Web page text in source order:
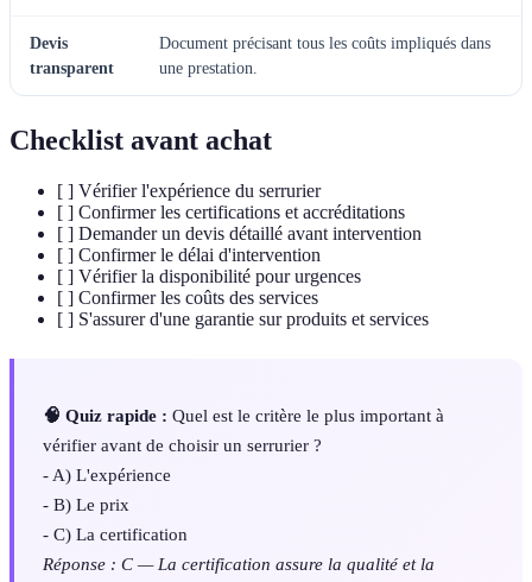
Devis
transparent
Document précisant tous les coûts impliqués dans
une prestation.
Checklist avant achat
[ ] Vérifier l'expérience du serrurier
[ ] Confirmer les certifications et accréditations
[ ] Demander un devis détaillé avant intervention
[ ] Confirmer le délai d'intervention
[ ] Vérifier la disponibilité pour urgences
[ ] Confirmer les coûts des services
[ ] S'assurer d'une garantie sur produits et services
🧠 Quiz rapide : Quel est le critère le plus important à
vérifier avant de choisir un serrurier ?
- A) L'expérience
- B) Le prix
- C) La certification
Réponse : C — La certification assure la qualité et la